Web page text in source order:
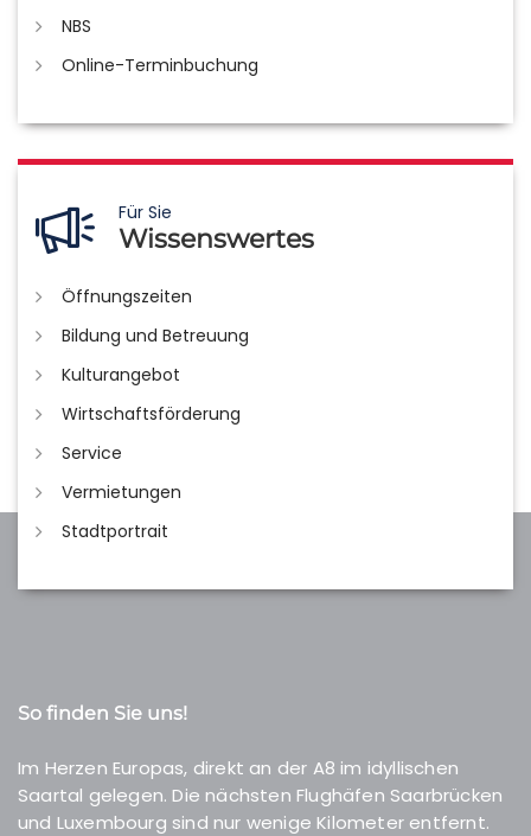
NBS
Online-Terminbuchung
Für Sie
Wissenswertes
Öffnungszeiten
Bildung und Betreuung
Kulturangebot
Wirtschaftsförderung
Service
Vermietungen
Stadtportrait
So finden Sie uns!
Im Herzen Europas, direkt an der A8 im idyllischen
Saartal gelegen. Die nächsten Flughäfen Saarbrücken
und Luxembourg sind nur wenige Kilometer entfernt.